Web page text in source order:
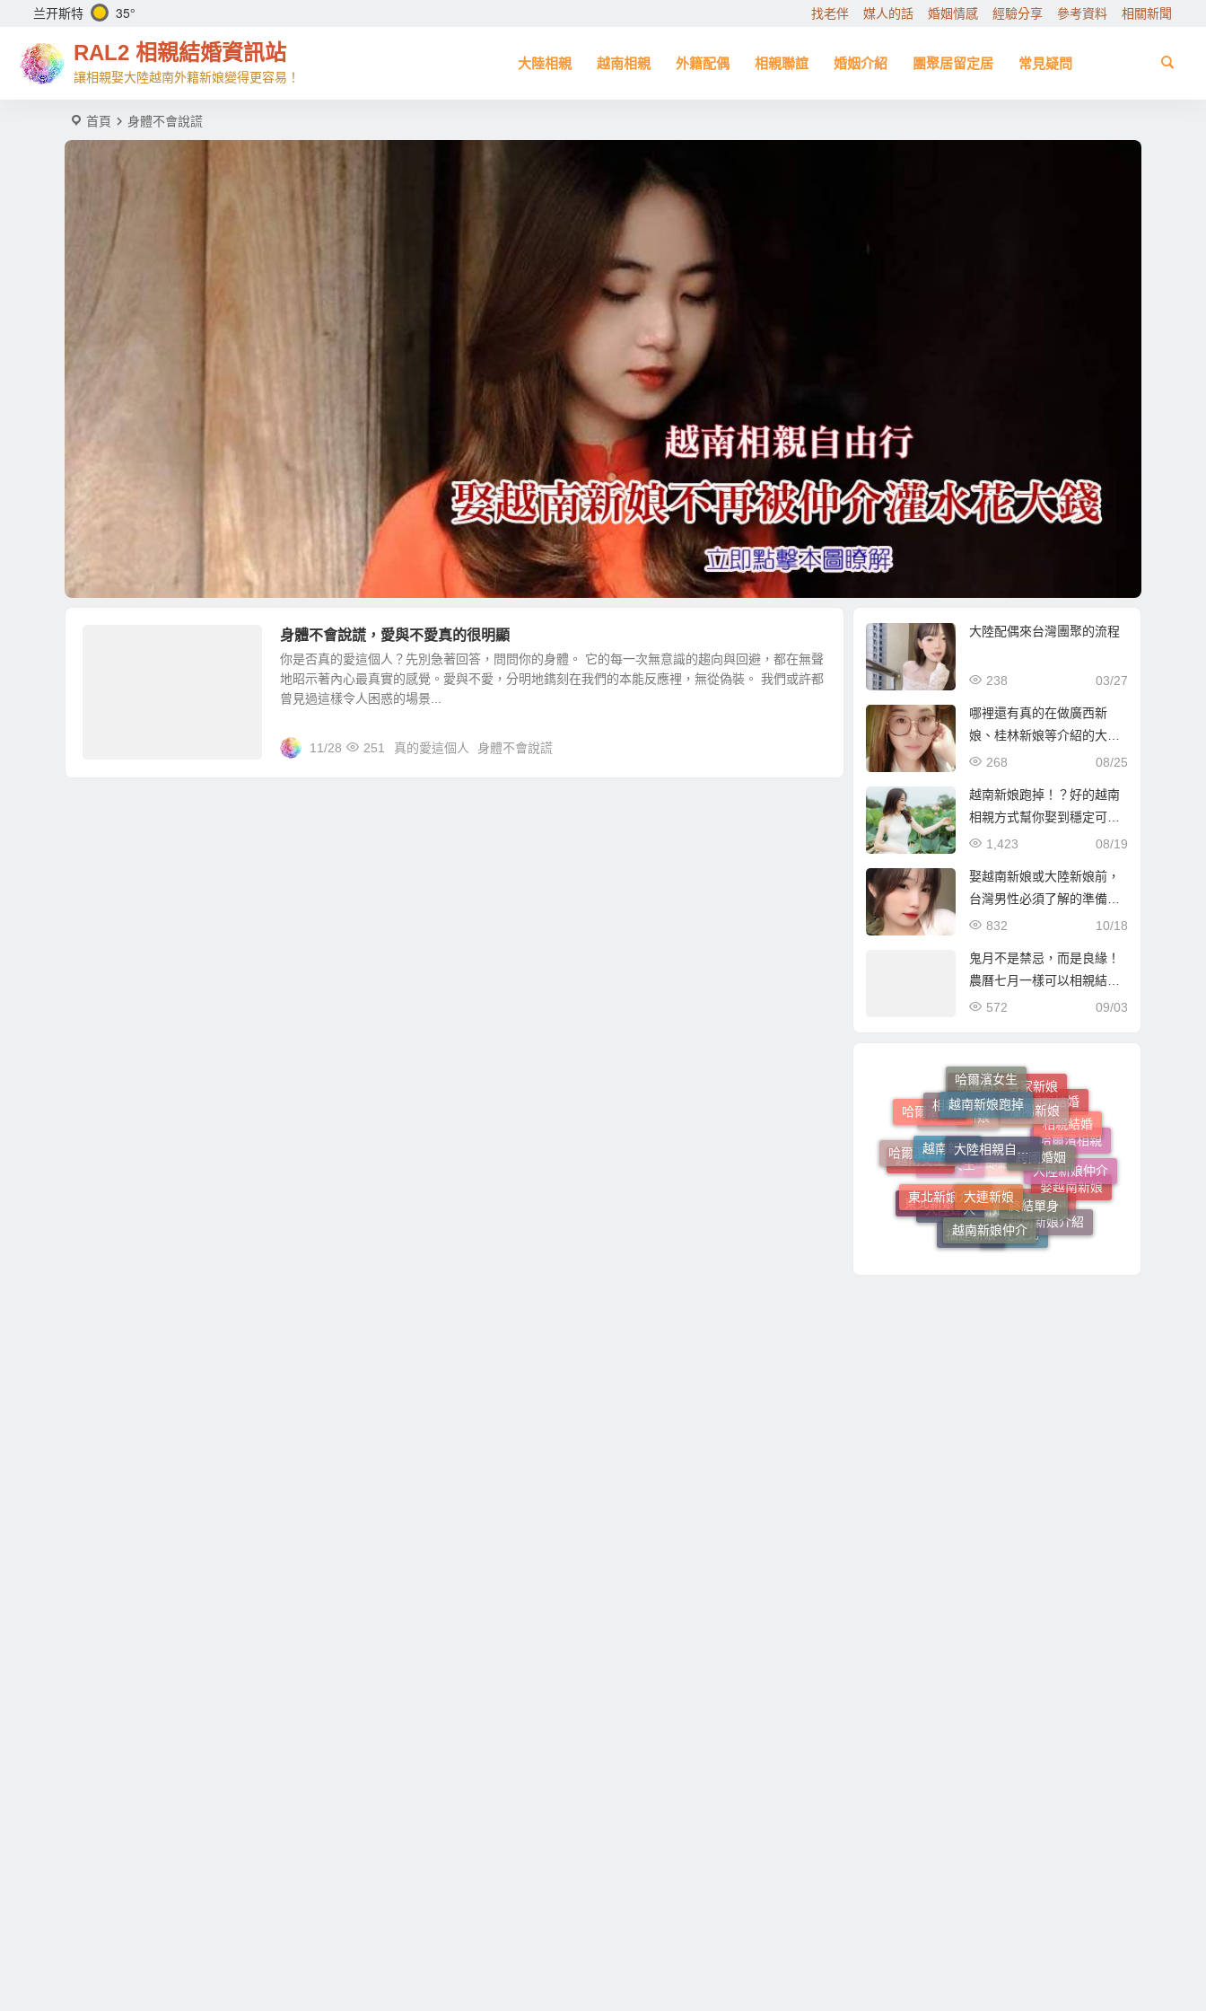
兰开斯特 35° 找老伴 媒人的話 婚姻情感 經驗分享 參考資料 相關新聞
RAL2 相親結婚資訊站
讓相親娶大陸越南外籍新娘變得更容易！
大陸相親 越南相親 外籍配偶 相親聯誼 婚姻介紹 團聚居留定居 常見疑問
首頁 身體不會說謊
身體不會說謊，愛與不愛真的很明顯
你是否真的愛這個人？先別急著回答，問問你的身體。 它的每一次無意識的趨向與回避，都在無聲
地昭示著內心最真實的感覺。愛與不愛，分明地鐫刻在我們的本能反應裡，無從偽裝。 我們或許都
曾見過這樣令人困惑的場景...
11/28 251 真的愛這個人 身體不會說謊
大陸配偶來台灣團聚的流程
03/27
238
哪裡還有真的在做廣西新
娘、桂林新娘等介紹的大陸
新娘仲介？
08/25
268
越南新娘跑掉！？好的越南
相親方式幫你娶到穩定可靠
的越南新娘！
08/19
1,423
娶越南新娘或大陸新娘前，
台灣男性必須了解的準備事
項
10/18
832
鬼月不是禁忌，而是良緣！
農曆七月一樣可以相親結
婚！
09/03
572
越南新娘仲介
福建新娘遇見東北
越南新娘介紹
終結單身
大連新娘
東北新娘介紹
東北新娘
大陸媒人
大陸新娘婚姻媒合
大陸新娘
娶越南新娘
大陸新娘仲介
跨國婚姻
大陸相親自由行
越南新娘
哈爾濱新娘
越南女生
東北女生立即結婚
廣西新娘
哈爾濱相親
相親結婚
瀋陽新娘
越南新娘跑掉
相親
哈爾濱美女
娶大陸新娘
大陸新娘婚姻媒合介紹所
大陸相親結婚
客家新娘
哈爾濱女生
新疆新娘